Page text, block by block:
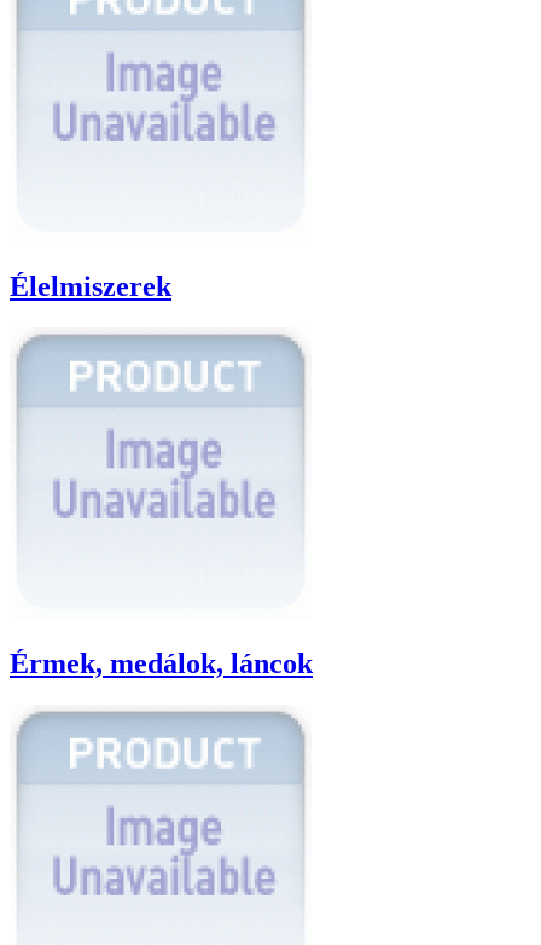
Élelmiszerek
Érmek, medálok, láncok